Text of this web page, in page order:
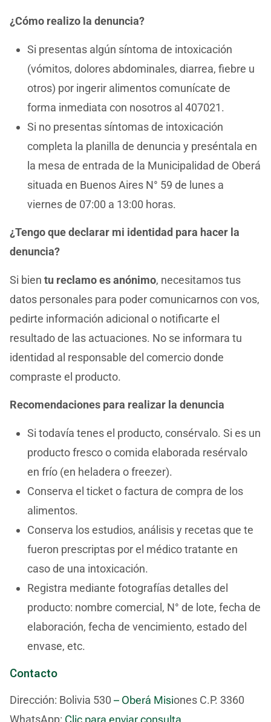
¿Cómo realizo la denuncia?
Si presentas algún síntoma de intoxicación
(vómitos, dolores abdominales, diarrea, fiebre u
otros) por ingerir alimentos comunícate de
forma inmediata con nosotros al 407021.
Si no presentas síntomas de intoxicación
completa la planilla de denuncia y preséntala en
la mesa de entrada de la Municipalidad de Oberá
situada en Buenos Aires N° 59 de lunes a
viernes de 07:00 a 13:00 horas.
¿Tengo que declarar mi identidad para hacer la
denuncia?
Si bien tu reclamo es anónimo, necesitamos tus
datos personales para poder comunicarnos con vos,
pedirte información adicional o notificarte el
resultado de las actuaciones. No se informara tu
identidad al responsable del comercio donde
compraste el producto.
Recomendaciones para realizar la denuncia
Si todavía tenes el producto, consérvalo. Si es un
producto fresco o comida elaborada resérvalo
en frío (en heladera o freezer).
Conserva el ticket o factura de compra de los
alimentos.
Conserva los estudios, análisis y recetas que te
fueron prescriptas por el médico tratante en
caso de una intoxicación.
Registra mediante fotografías detalles del
producto: nombre comercial, N° de lote, fecha de
elaboración, fecha de vencimiento, estado del
envase, etc.
Contacto
Dirección: Bolivia 530 – Oberá Misiones C.P. 3360
WhatsApp: Clic para enviar consulta